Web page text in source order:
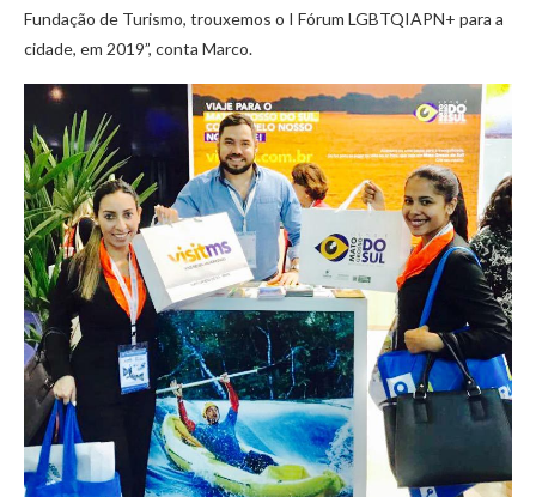
Fundação de Turismo, trouxemos o I Fórum LGBTQIAPN+ para a
cidade, em 2019”, conta Marco.